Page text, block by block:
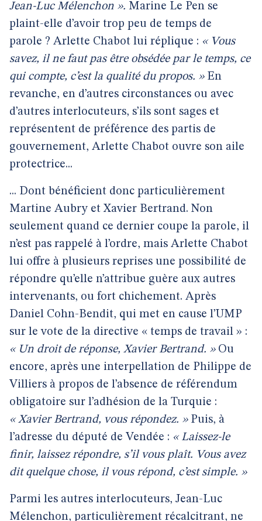
Jean-Luc Mélenchon ». Marine Le Pen se
plaint-elle d’avoir trop peu de temps de
parole ? Arlette Chabot lui réplique : « Vous
savez, il ne faut pas être obsédée par le temps, ce
qui compte, c’est la qualité du propos. »En
revanche, en d’autres circonstances ou avec
d’autres interlocuteurs, s’ils sont sages et
représentent de préférence des partis de
gouvernement, Arlette Chabot ouvre son aile
protectrice...
... Dont bénéficient donc particulièrement
Martine Aubry et Xavier Bertrand. Non
seulement quand ce dernier coupe la parole, il
n’est pas rappelé à l’ordre, mais Arlette Chabot
lui offre à plusieurs reprises une possibilité de
répondre qu’elle n’attribue guère aux autres
intervenants, ou fort chichement. Après
Daniel Cohn-Bendit, qui met en cause l’UMP
sur le vote de la directive « temps de travail » :
« Un droit de réponse, Xavier Bertrand. » Ou
encore, après une interpellation de Philippe de
Villiers à propos de l’absence de référendum
obligatoire sur l’adhésion de la Turquie :
« Xavier Bertrand, vous répondez. »Puis, à
l’adresse du député de Vendée : « Laissez-le
finir, laissez répondre, s’il vous plaît. Vous avez
dit quelque chose, il vous répond, c’est simple. »
Parmi les autres interlocuteurs, Jean-Luc
Mélenchon, particulièrement récalcitrant, ne